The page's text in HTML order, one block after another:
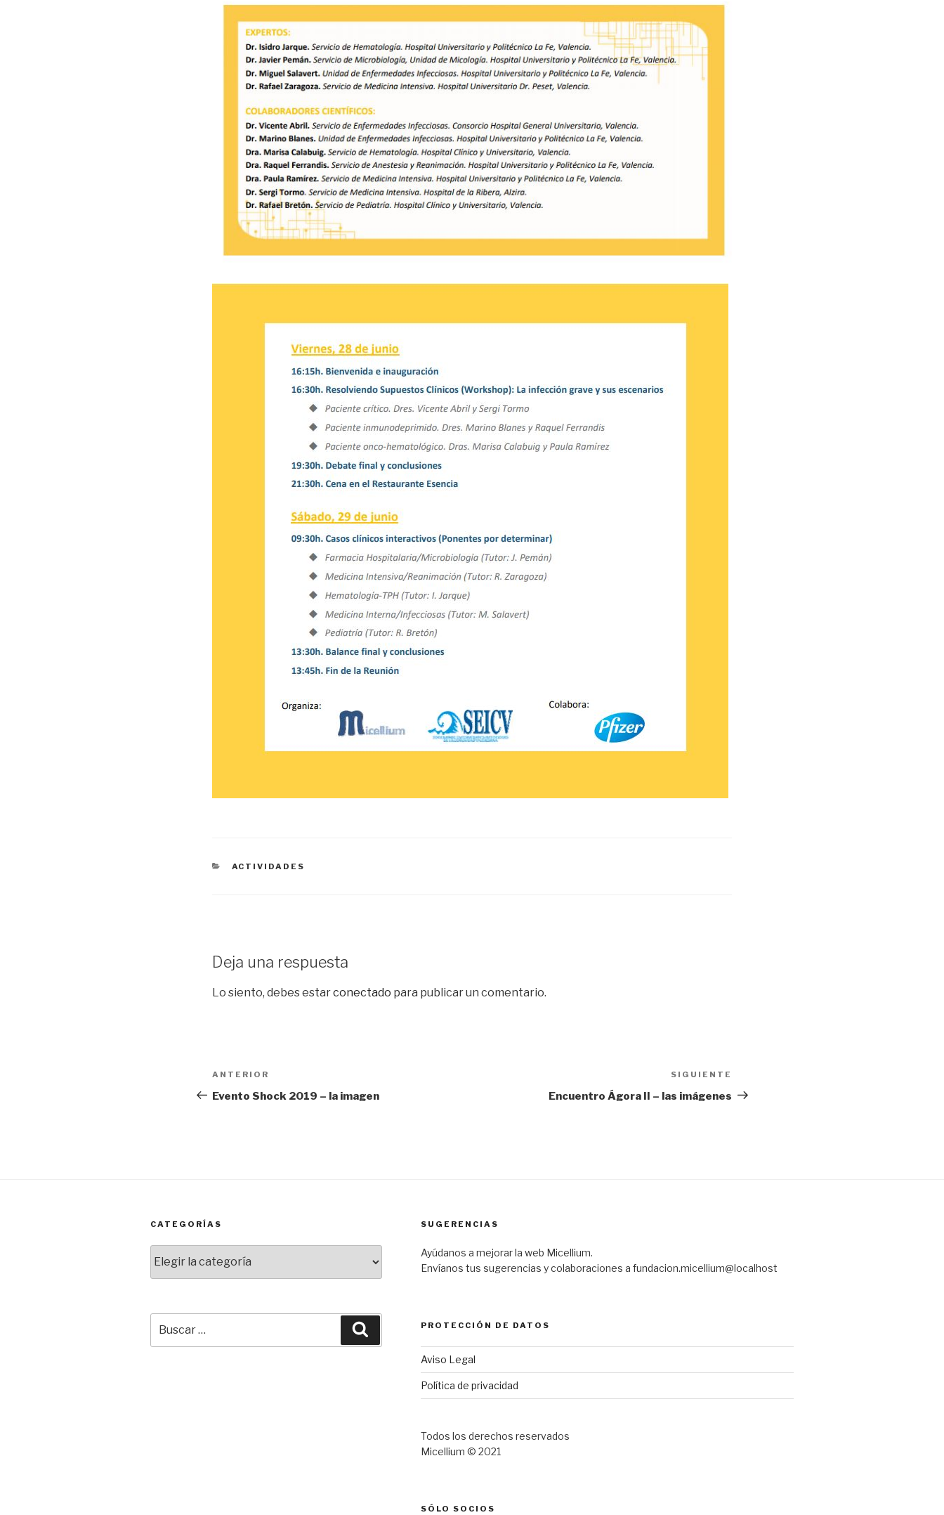
CATEGORÍAS
ACTIVIDADES
Deja una respuesta
Lo siento, debes estarconectado para publicar un comentario.
Navegación
de
Entrada
anterior:
ANTERIOR
Evento Shock 2019 – la imagen
entrada
SIGUIENTE
Encuentro Ágora II – las imágenes
CATEGORÍAS
por:
SUGERENCIAS
Ayúdanos a mejorar la web Micellium.
Envíanos tus sugerencias y colaboraciones a fundacion.micellium@localhost
PROTECCIÓN DE DATOS
Aviso Legal
Política de privacidad
Todos los derechos reservados
Micellium © 2021
SÓLO SOCIOS